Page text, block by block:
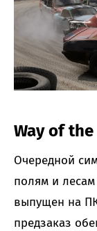
Way of
Очередной
полям и
выпущен на
предзаказ